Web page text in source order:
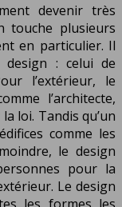
devenir très
touche plusieurs
en particulier. Il
design : celui de
l’extérieur, le
l’architecte,
loi. Tandis qu’un
comme les
le design
pour la
Le design